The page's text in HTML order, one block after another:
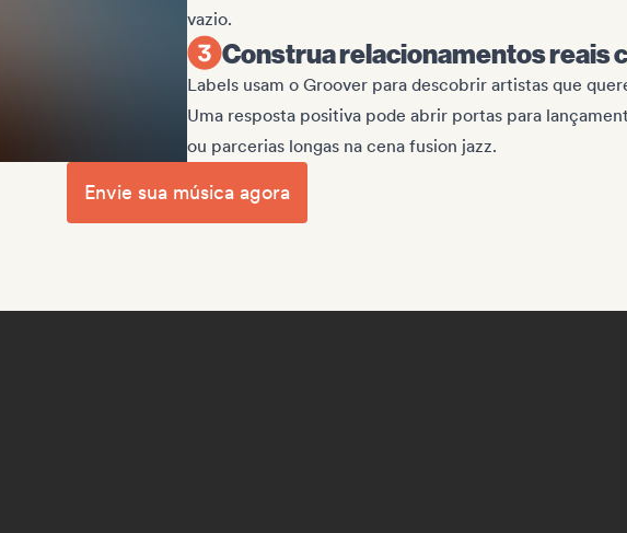
vazio.
Construa relacionamentos reais
Labels usam o Groover para descobrir artistas que
Uma resposta positiva pode abrir portas para
ou parcerias longas na cena fusion jazz.
Envie sua música agora